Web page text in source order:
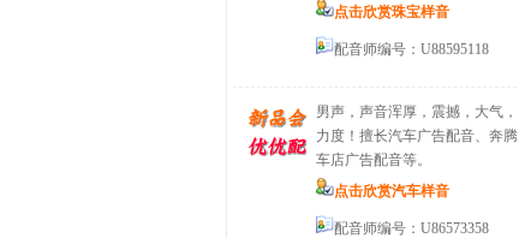
点击欣赏珠宝样音
配音师编号：U88595118
男声，声音浑厚，震撼，大气，
力度！擅长汽车广告配音、奔腾
车店广告配音等。
点击欣赏汽车样音
配音师编号：U86573358